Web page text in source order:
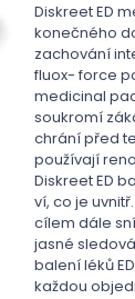
Diskreet ED
konečného
zachování
fluox- force
medicinal
soukromí
chrání před
používají
Diskreet ED
ví, co je
cílem dále
jasné
balení léků
každou